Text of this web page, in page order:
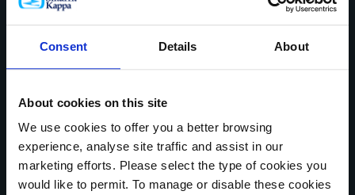
Consent Details About
About cookies on this site
We use cookies to offer you a better browsing
experience, analyse site traffic and assist in our
marketing efforts. Please select the type of cookies you
would like to permit. To manage or disable these cookies